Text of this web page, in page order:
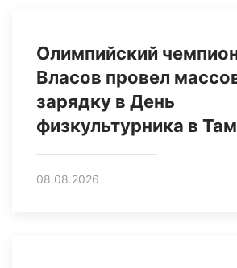
Олимпийский
Власов провел
зарядку в День
физкультурника в
08.08.2026